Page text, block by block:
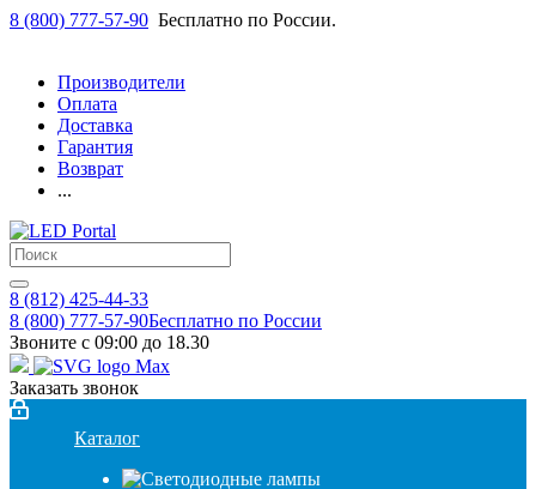
8 (800) 777-57-90 Бесплатно по России.
Производители
Оплата
Доставка
Гарантия
Возврат
...
8 (812) 425-44-33
8 (800) 777-57-90Бесплатно по России
Звоните с 09:00 до 18.30
Заказать звонок
Каталог